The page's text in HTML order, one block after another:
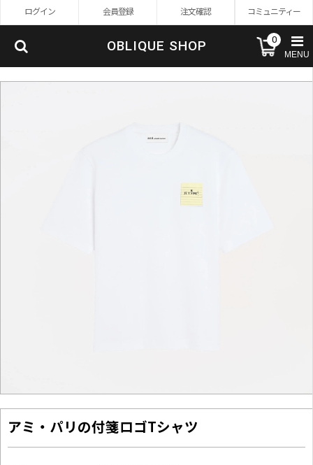
ログイン 会員登録 注文確認 コミュニティー
OBLIQUE SHOP 0
MENU
アミ・パリの付箋ロゴTシャツ